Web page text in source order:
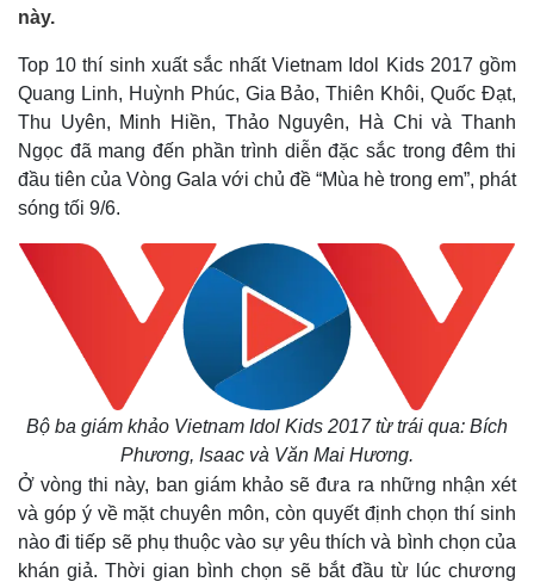
này.
Top 10 thí sinh xuất sắc nhất Vietnam Idol Kids 2017 gồm
Quang Linh, Huỳnh Phúc, Gia Bảo, Thiên Khôi, Quốc Đạt,
Thu Uyên, Minh Hiền, Thảo Nguyên, Hà Chi và Thanh
Ngọc đã mang đến phần trình diễn đặc sắc trong đêm thi
đầu tiên của Vòng Gala với chủ đề “Mùa hè trong em”, phát
sóng tối 9/6.
Bộ ba giám khảo Vietnam Idol Kids 2017 từ trái qua: Bích
Phương, Isaac và Văn Mai Hương.
Ở vòng thi này, ban giám khảo sẽ đưa ra những nhận xét
và góp ý về mặt chuyên môn, còn quyết định chọn thí sinh
nào đi tiếp sẽ phụ thuộc vào sự yêu thích và bình chọn của
khán giả. Thời gian bình chọn sẽ bắt đầu từ lúc chương